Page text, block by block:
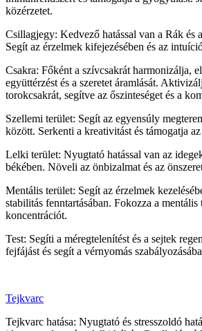
közérzetet.
Csillagjegy: Kedvező hatással van a Rák és
Segít az érzelmek kifejezésében és az
Csakra: Főként a szívcsakrát harmonizálja,
együttérzést és a szeretet áramlását.
torokcsakrát, segítve az őszinteséget és a
Szellemi terület: Segít az egyensúly
között. Serkenti a kreativitást és támogatja
Lelki terület: Nyugtató hatással van az
békében. Növeli az önbizalmat és az
Mentális terület: Segít az érzelmek
stabilitás fenntartásában. Fokozza a mentális
koncentrációt.
Test: Segíti a méregtelenítést és a sejtek
fejfájást és segít a vérnyomás
Tejkvarc
Tejkvarc hatása: Nyugtató és stresszoldó